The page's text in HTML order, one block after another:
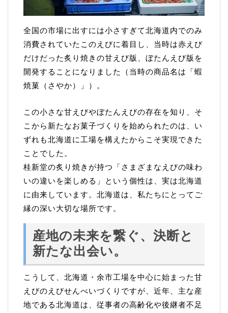
全国の市場に出すには小さすぎて北海道内でのみ
消費されていたこのえびに着目し、当時は赤えび
だけだった炙り焼きの甘えび版、ぼたんえび版を
開発することになりました（当時の商品名は「蝦
焼菓（さやか）」）。
この小さな甘えびやぼたんえびの存在を知り、そ
こから新たなお菓子づくりを始められたのは、い
ずれも北海道に工場を構えたからこそ実現できた
ことでした。
桂新堂の炙り焼きが持つ「さまざまなえびの味わ
いの違いを楽しめる」という個性は、実は北海道
に由来しています。北海道は、私たちにとってご
縁の深い大切な場所です。
産地の未来を繋ぐ、決断と
新たな出会い。
こうして、北海道・余市工場を中心に始まった甘
えびのえびせんべいづくりですが、近年、主な産
地である北海道は、従事者の高齢化や後継者不足